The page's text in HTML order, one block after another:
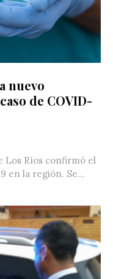
nuevo
de COVID-
Los Ríos confirmó el
en la región. Se...